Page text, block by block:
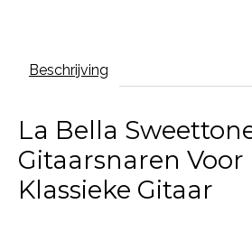
Beschrijving
La Bella
Gitaarsnaren Voor
Klassieke Gitaar